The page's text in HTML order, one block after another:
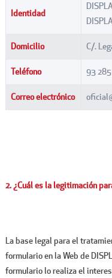
Identidad
Domicilio C/.
Teléfono 93
Correo electrónico
2. ¿Cuál es la legitimación
La base legal para el
formulario en la Web de
formulario lo realiza el